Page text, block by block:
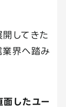
してきた
業界へ踏み
したユー